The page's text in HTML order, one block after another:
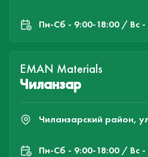
Пн-Cб - 9:00-18:00 / Вс -
EMAN Materials
Чиланзар
Чиланзарский район,
Пн-Cб - 9:00-18:00 / Вс -